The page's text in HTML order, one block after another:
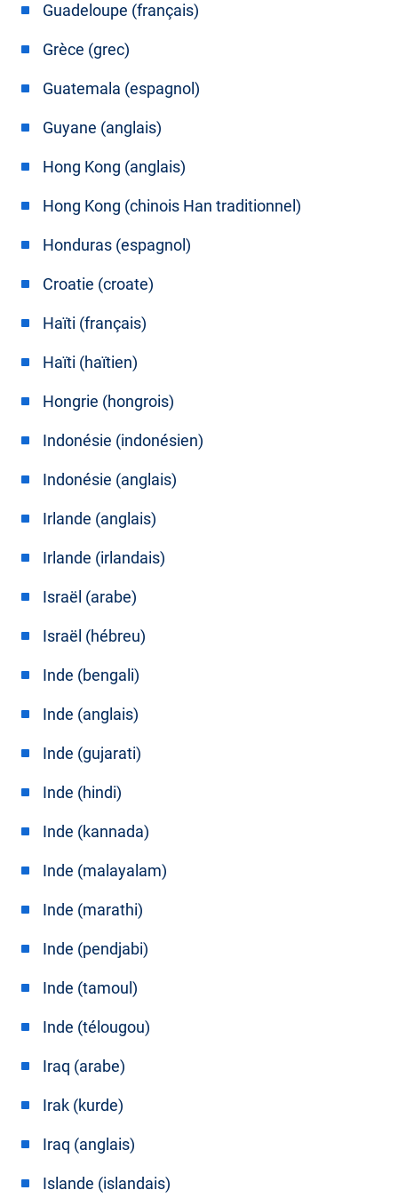
Guadeloupe (français)
Grèce (grec)
Guatemala (espagnol)
Guyane (anglais)
Hong Kong (anglais)
Hong Kong (chinois Han traditionnel)
Honduras (espagnol)
Croatie (croate)
Haïti (français)
Haïti (haïtien)
Hongrie (hongrois)
Indonésie (indonésien)
Indonésie (anglais)
Irlande (anglais)
Irlande (irlandais)
Israël (arabe)
Israël (hébreu)
Inde (bengali)
Inde (anglais)
Inde (gujarati)
Inde (hindi)
Inde (kannada)
Inde (malayalam)
Inde (marathi)
Inde (pendjabi)
Inde (tamoul)
Inde (télougou)
Iraq (arabe)
Irak (kurde)
Iraq (anglais)
Islande (islandais)